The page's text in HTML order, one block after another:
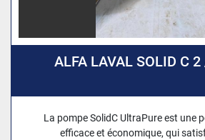
ALFA LAVAL SOLID C
La pompe SolidC UltraPure est une
efficace et économique, qui